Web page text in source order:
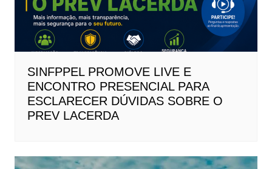
SINFPPEL PROMOVE LIVE E
ENCONTRO PRESENCIAL PARA
ESCLARECER DÚVIDAS SOBRE O
PREV LACERDA